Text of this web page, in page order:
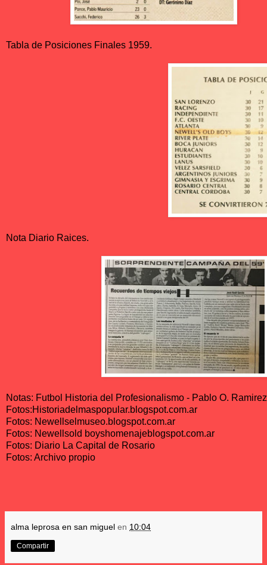
Tabla de Posiciones Finales 1959.
Nota Diario Raices.
Notas: Futbol Historia del Profesionalismo - Pablo O.
Fotos:Historiadelmaspopular.blogspot.com.ar
Fotos: Newellselmuseo.blogspot.com.ar
Fotos: Newellsold boyshomenajeblogspot.com.ar
Fotos: Diario La Capital de Rosario
Fotos: Archivo propio
alma leprosa en san miguel en 10:04
Compartir